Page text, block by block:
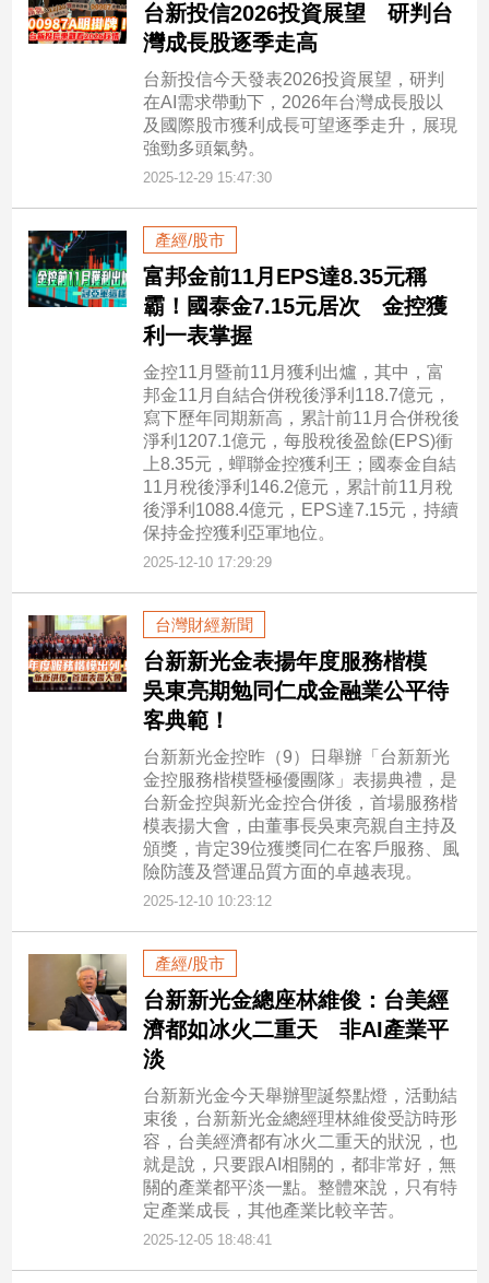
台新投信2026投資展望 研判台
灣成長股逐季走高
台新投信今天發表2026投資展望，研判
在AI需求帶動下，2026年台灣成長股以
及國際股市獲利成長可望逐季走升，展現
強勁多頭氣勢。
2025-12-29 15:47:30
產經/股市
富邦金前11月EPS達8.35元稱
霸！國泰金7.15元居次 金控獲
利一表掌握
金控11月暨前11月獲利出爐，其中，富
邦金11月自結合併稅後淨利118.7億元，
寫下歷年同期新高，累計前11月合併稅後
淨利1207.1億元，每股稅後盈餘(EPS)衝
上8.35元，蟬聯金控獲利王；國泰金自結
11月稅後淨利146.2億元，累計前11月稅
後淨利1088.4億元，EPS達7.15元，持續
保持金控獲利亞軍地位。
2025-12-10 17:29:29
台灣財經新聞
台新新光金表揚年度服務楷模
吳東亮期勉同仁成金融業公平待
客典範！
台新新光金控昨（9）日舉辦「台新新光
金控服務楷模暨極優團隊」表揚典禮，是
台新金控與新光金控合併後，首場服務楷
模表揚大會，由董事長吳東亮親自主持及
頒獎，肯定39位獲獎同仁在客戶服務、風
險防護及營運品質方面的卓越表現。
2025-12-10 10:23:12
產經/股市
台新新光金總座林維俊：台美經
濟都如冰火二重天 非AI產業平
淡
台新新光金今天舉辦聖誕祭點燈，活動結
束後，台新新光金總經理林維俊受訪時形
容，台美經濟都有冰火二重天的狀況，也
就是說，只要跟AI相關的，都非常好，無
關的產業都平淡一點。整體來說，只有特
定產業成長，其他產業比較辛苦。
2025-12-05 18:48:41